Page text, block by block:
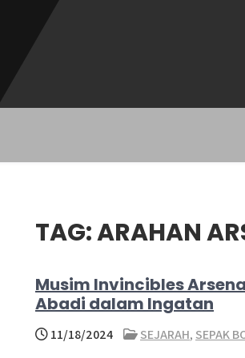
TAG:ARAHAN
Musim Invincibles
Abadi dalam Ingatan
11/18/2024 SEJARAH, SEPAK